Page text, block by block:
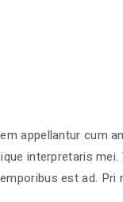
appellantur cum
interpretaris mei.
est ad. Pri